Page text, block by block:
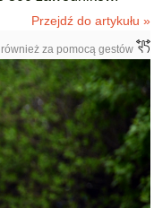
Przejdź do artykułu »
za pomocą gestów